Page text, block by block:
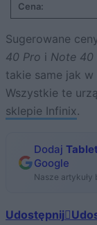
Cena:
Sugerowane
40 Pro i Note 40
takie same jak
Wszystkie te
sklepie Infinix.
Dodaj
Google
Nasze
Udostępnij